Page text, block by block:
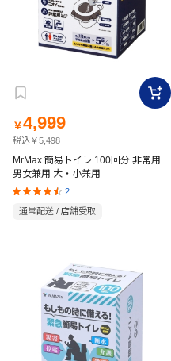
￥4,999
税込￥5,498
MrMax 簡易トイレ 100回分 非常用
男女兼用 大・小兼用
2
通常配送 / 店舗受取